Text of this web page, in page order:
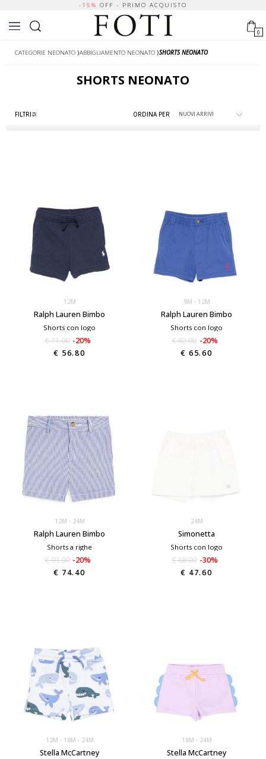
-15% OFF - PRIMO ACQUISTO
0
CATEGORIE NEONATO ⟩ABBIGLIAMENTO NEONATO ⟩SHORTS NEONATO
SHORTS NEONATO
FILTRI ORDINA PER
12M
Ralph Lauren Bimbo
Shorts con logo
€ 71.00 -20%
€ 56.80
9M 12M
Ralph Lauren Bimbo
Shorts con logo
€ 82.00 -20%
€ 65.60
12M 24M
Ralph Lauren Bimbo
Shorts a righe
€ 93.00 -20%
€ 74.40
24M
Simonetta
Shorts con logo
€ 68.00 -30%
€ 47.60
12M 18M 24M
Stella McCartney
18M 24M
Stella McCartney